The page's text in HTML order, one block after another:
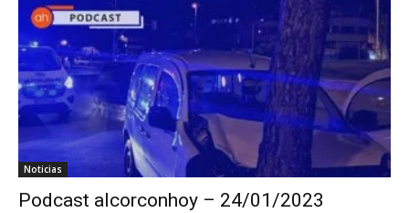
Noticias
Podcast alcorconhoy – 24/01/2023